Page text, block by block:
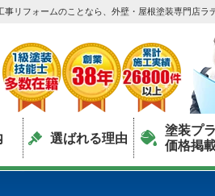
リフォームのことなら、外壁・屋根塗装専門店ラ
選ばれる理由
塗装プ
価格掲